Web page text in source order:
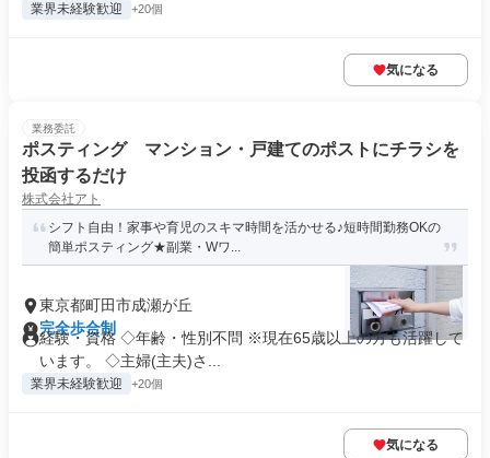
業界未経験歓迎 +20個
気になる
業務委託
ポスティング マンション・戸建てのポストにチラシを
投函するだけ
株式会社アト
シフト自由！家事や育児のスキマ時間を活かせる♪短時間勤務OKの
簡単ポスティング★副業・Wワ...
東京都町田市成瀬が丘
完全歩合制
経験・資格 ◇年齢・性別不問 ※現在65歳以上の方も活躍して
います。 ◇主婦(主夫)さ...
業界未経験歓迎 +20個
気になる